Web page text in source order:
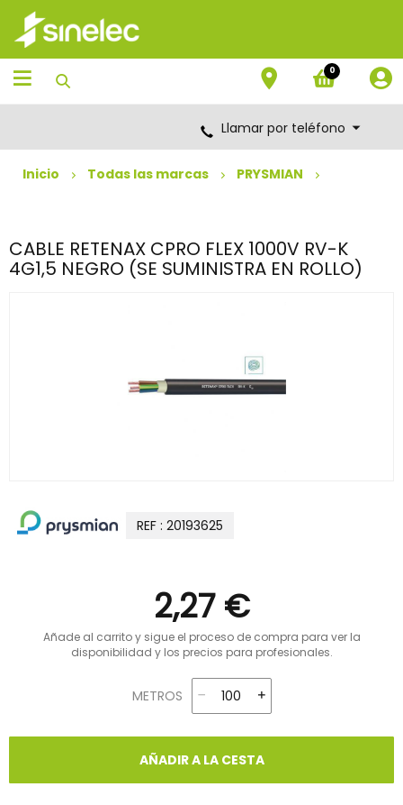
Saltar
contenido
Saltar
menú
de
navegación
0
Llamar por teléfono
Inicio Todas las marcas PRYSMIAN
CABLE RETENAX CPRO FLEX 1000V RV-K
4G1,5 NEGRO (SE SUMINISTRA EN ROLLO)
REF : 20193625
2,27 €
Añade al carrito y sigue el proceso de compra para ver la
disponibilidad y los precios para profesionales.
METROS
AÑADIR A LA CESTA